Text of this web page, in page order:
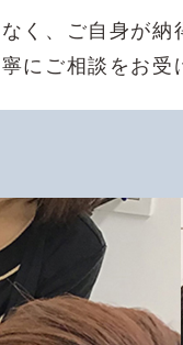
く、ご自身が
にご相談をお受